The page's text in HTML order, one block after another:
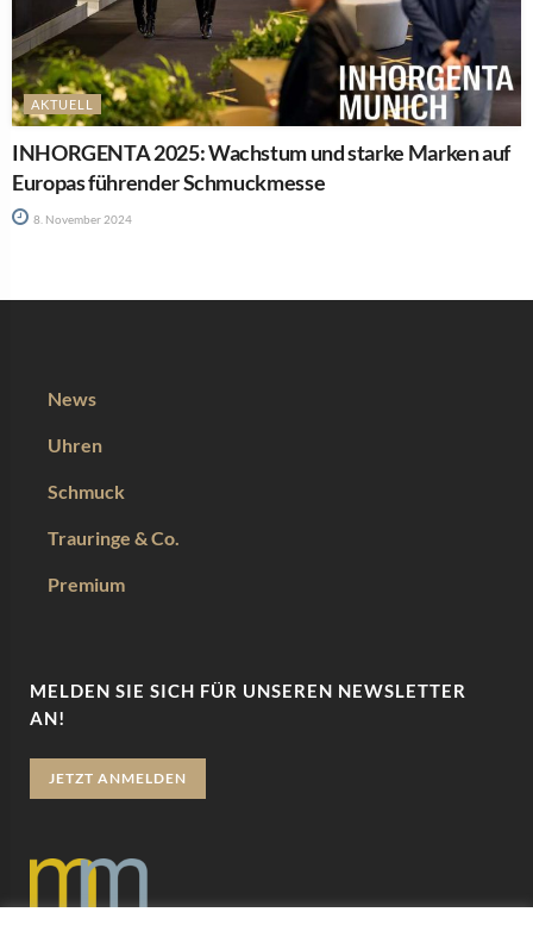
AKTUELL
INHORGENTA 2025: Wachstum und starke Marken auf
Europas führender Schmuckmesse
8. November 2024
News
Uhren
Schmuck
Trauringe & Co.
Premium
MELDEN SIE SICH FÜR UNSEREN NEWSLETTER
AN!
JETZT ANMELDEN